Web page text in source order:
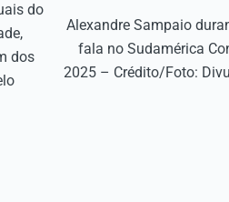
Alexandre Sampaio
fala no Sudamérica
2025 – Crédito/Foto:
do
dos